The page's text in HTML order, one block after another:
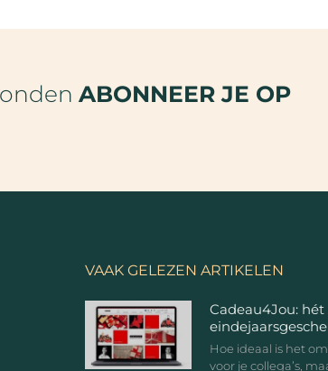
ABONNEER JE OP
VAAK GELEZEN ARTIKELEN
Cadeau4Jou:
Hoe ideaal is het
voor je collega’s,